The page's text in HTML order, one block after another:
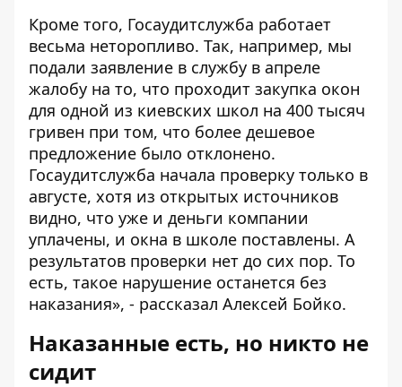
Кроме того, Госаудитслужба работает
весьма неторопливо. Так, например, мы
подали заявление в службу в апреле
жалобу на то, что проходит закупка окон
для одной из киевских школ на 400 тысяч
гривен при том, что более дешевое
предложение было отклонено.
Госаудитслужба начала проверку только в
августе, хотя из открытых источников
видно, что уже и деньги компании
уплачены, и окна в школе поставлены. А
результатов проверки нет до сих пор. То
есть, такое нарушение останется без
наказания», - рассказал Алексей Бойко.
Наказанные есть, но никто не
сидит